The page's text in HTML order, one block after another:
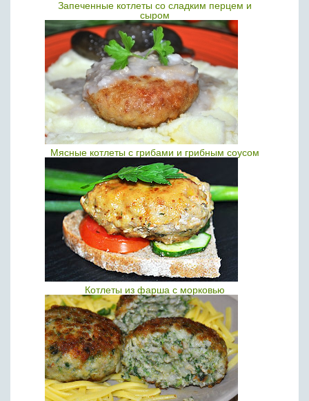
Запеченные котлеты со сладким перцем и
сыром
Мясные котлеты с грибами и грибным соусом
Котлеты из фарша с морковью